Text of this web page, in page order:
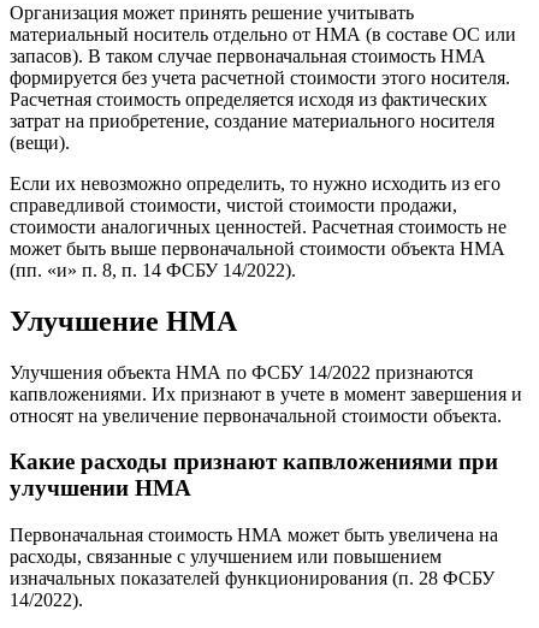
Организация может принять решение учитывать
материальный носитель отдельно от НМА (в составе ОС или
запасов). В таком случае первоначальная стоимость НМА
формируется без учета расчетной стоимости этого носителя.
Расчетная стоимость определяется исходя из фактических
затрат на приобретение, создание материального носителя
(вещи).
Если их невозможно определить, то нужно исходить из его
справедливой стоимости, чистой стоимости продажи,
стоимости аналогичных ценностей. Расчетная стоимость не
может быть выше первоначальной стоимости объекта НМА
(пп. «и» п. 8, п. 14 ФСБУ 14/2022).
Улучшение НМА
Улучшения объекта НМА по ФСБУ 14/2022 признаются
капвложениями. Их признают в учете в момент завершения и
относят на увеличение первоначальной стоимости объекта.
Какие расходы признают капвложениями при
улучшении НМА
Первоначальная стоимость НМА может быть увеличена на
расходы, связанные с улучшением или повышением
изначальных показателей функционирования (п. 28 ФСБУ
14/2022).